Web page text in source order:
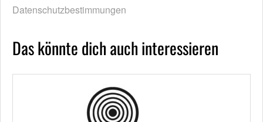
Datenschutzbestimmungen
Das könnte dich auch interessieren